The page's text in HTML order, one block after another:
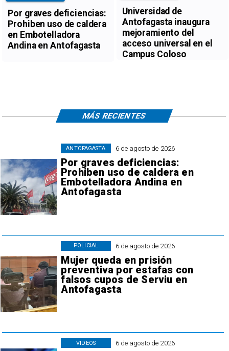
Por graves deficiencias:
Prohiben uso de caldera
en Embotelladora
Andina en Antofagasta
Universidad de
Antofagasta inaugura
mejoramiento del
acceso universal en el
Campus Coloso
6 de agosto de 2026
Por graves deficiencias:
Prohiben uso de caldera en
Embotelladora Andina en
Antofagasta
ANTOFAGASTA
6 de agosto de 2026
Mujer queda en prisión
preventiva por estafas con
falsos cupos de Serviu en
Antofagasta
POLICIAL
6 de agosto de 2026
VIDEOS
MÁS RECIENTES